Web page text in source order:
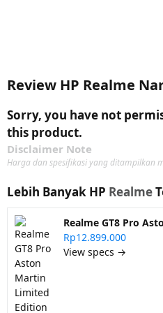
Review HP Realme
Sorry, you have not
this product.
Disclaimer Note
Harga dan spesifikasi yang ditampilkan
Lebih Banyak HP Realme
Realme GT8 Pro
Rp12.899.000
View specs →